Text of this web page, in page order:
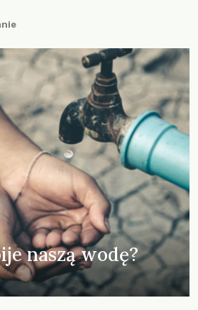
naszą wodę?